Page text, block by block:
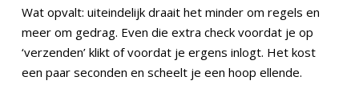
Wat opvalt: uiteindelijk draait het minder om regels en
meer om gedrag. Even die extra check voordat je op
‘verzenden’ klikt of voordat je ergens inlogt. Het kost
een paar seconden en scheelt je een hoop ellende.